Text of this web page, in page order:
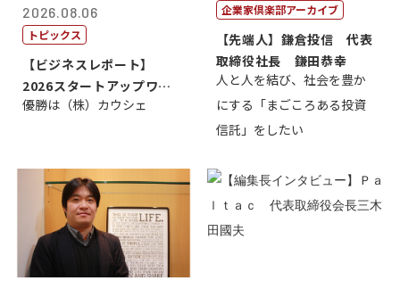
2026.08.06
トピックス
【ビジネスレポート】
2026スタートアップワー
ルドカップ東京
優勝は（株）カウシェ
企業家倶楽部アーカイブ
【先端人】鎌倉投信 代表
取締役社長 鎌田恭幸
人と人を結び、社会を豊か
にする「まごころある投資
信託」をしたい